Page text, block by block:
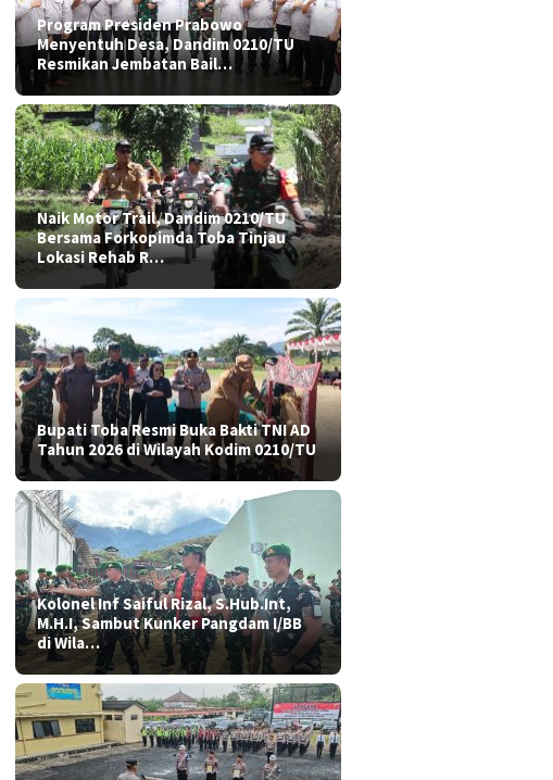
Program Presiden Prabowo
Menyentuh Desa, Dandim 0210/TU
Resmikan Jembatan Bail…
Naik Motor Trail, Dandim 0210/TU
Bersama Forkopimda Toba Tinjau
Lokasi Rehab R…
Bupati Toba Resmi Buka Bakti TNI AD
Tahun 2026 di Wilayah Kodim 0210/TU
Kolonel Inf Saiful Rizal, S.Hub.Int,
M.H.I, Sambut Kunker Pangdam I/BB
di Wila…